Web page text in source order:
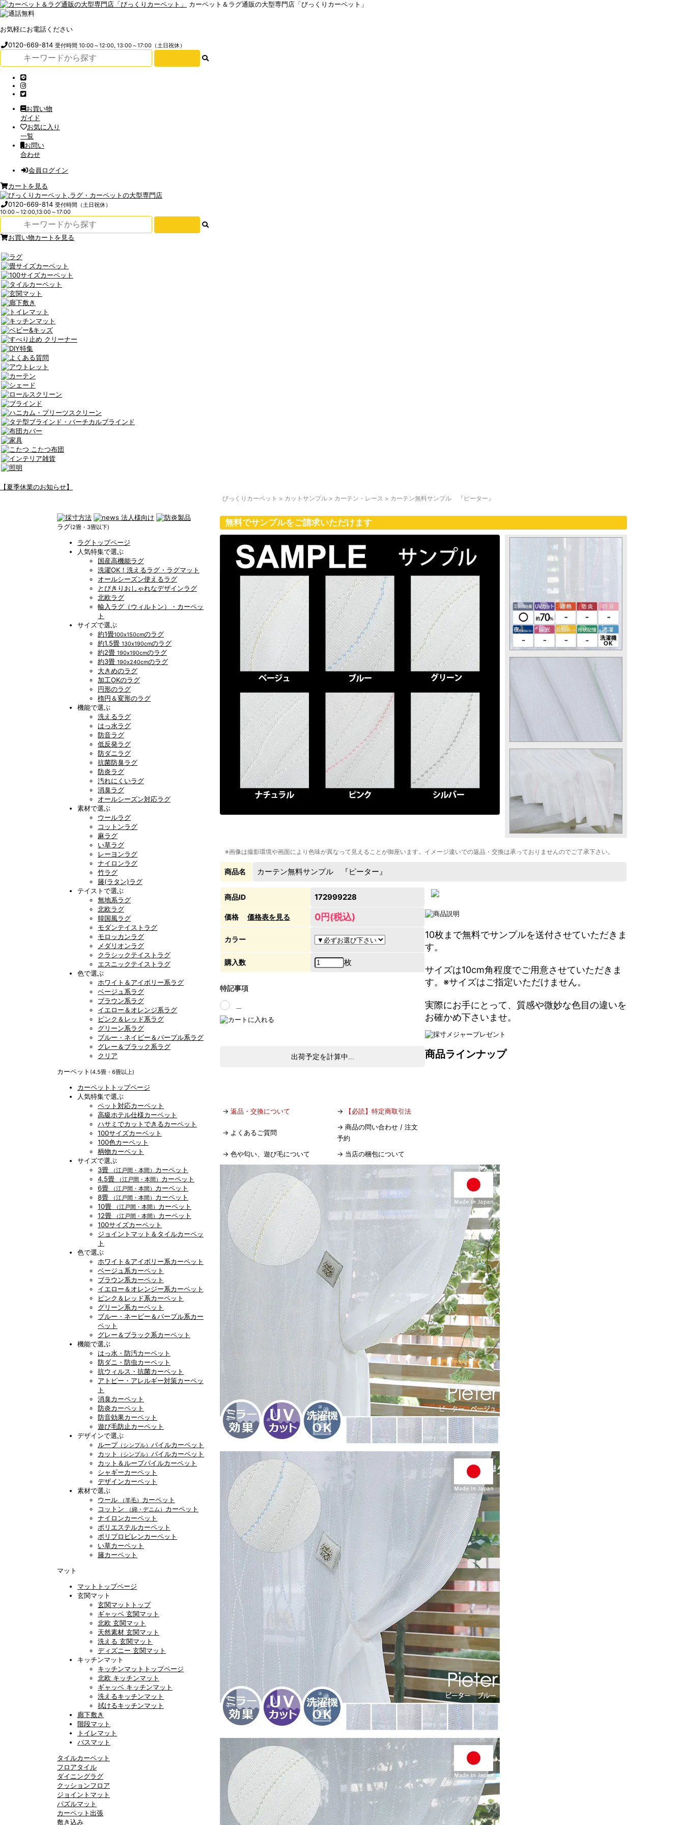
カーペット＆ラグ通販の大型専門店「びっくりカーペット」
お気軽にお電話ください
0120-669-814受付時間 10:00～12:00, 13:00～17:00（土日祝休）
お買い物
ガイド
お気に入り
一覧
お問い
合わせ
会員ログイン
カートを見る
0120-669-814受付時間（土日祝休）
10:00～12:00,13:00～17:00
お買い物カートを見る
【夏季休業のお知らせ】
ラグ(2畳・3畳以下)
ラグトップページ
人気特集で選ぶ
国産高機能ラグ
洗濯OK！洗えるラグ・ラグマット
オールシーズン使えるラグ
とびきりおしゃれなデザインラグ
北欧ラグ
輸入ラグ（ウィルトン）・カーペッ
ト
サイズで選ぶ
約1畳100x150cmのラグ
約1.5畳 130x190cmのラグ
約2畳 190x190cmのラグ
約3畳 190x240cmのラグ
大きめのラグ
加工OKのラグ
円形のラグ
楕円＆変形のラグ
機能で選ぶ
洗えるラグ
はっ水ラグ
防音ラグ
低反発ラグ
防ダニラグ
抗菌防臭ラグ
防炎ラグ
汚れにくいラグ
消臭ラグ
オールシーズン対応ラグ
素材で選ぶ
ウールラグ
コットンラグ
麻ラグ
い草ラグ
レーヨンラグ
ナイロンラグ
竹ラグ
籐(ラタン)ラグ
テイストで選ぶ
無地系ラグ
北欧ラグ
韓国風ラグ
モダンテイストラグ
モロッカンラグ
メダリオンラグ
クラシックテイストラグ
エスニックテイストラグ
色で選ぶ
ホワイト＆アイボリー系ラグ
ベージュ系ラグ
ブラウン系ラグ
イエロー＆オレンジ系ラグ
ピンク＆レッド系ラグ
グリーン系ラグ
ブルー・ネイビー＆パープル系ラグ
グレー＆ブラック系ラグ
クリア
カーペット (4.5畳・6畳以上)
カーペットトップページ
人気特集で選ぶ
ペット対応カーペット
高級ホテル仕様カーペット
ハサミでカットできるカーペット
100サイズカーペット
100色カーペット
柄物カーペット
サイズで選ぶ
3畳
（江戸間・本間） カーペット
4.5畳
（江戸間・本間） カーペット
6畳
（江戸間・本間） カーペット
8畳
（江戸間・本間） カーペット
10畳
（江戸間・本間） カーペット
12畳
（江戸間・本間） カーペット
100サイズカーペット
ジョイントマット＆タイルカーペッ
ト
色で選ぶ
ホワイト＆アイボリー系カーペット
ベージュ系カーペット
ブラウン系カーペット
イエロー＆オレンジー系カーペット
ピンク＆レッド系カーペット
グリーン系カーペット
ブルー・ネービー＆パープル系カー
ペット
グレー＆ブラック系カーペット
機能で選ぶ
はっ水・防汚カーペット
防ダニ・防虫カーペット
抗ウィルス・抗菌カーペット
アトピー・アレルギー対策カーペッ
ト
消臭カーペット
防炎カーペット
防音効果カーペット
遊び毛防止カーペット
デザインで選ぶ
ループ （シンプル） パイルカーペット
カット
（シンプル） パイルカーペット
カット＆ループパイルカーペット
シャギーカーペット
デザインカーペット
素材で選ぶ
ウール
（羊毛） カーペット
コットン
（綿・デニム） カーペット
ナイロンカーペット
ポリエステルカーペット
ポリプロピレンカーペット
い草カーペット
籐カーペット
マット
マットトップページ
玄関マット
玄関マットトップ
ギャッベ 玄関マット
北欧 玄関マット
天然素材 玄関マット
洗える 玄関マット
ディズニー 玄関マット
キッチンマット
キッチンマットトップページ
北欧 キッチンマット
ギャッベ キッチンマット
洗えるキッチンマット
拭けるキッチンマット
廊下敷き
階段マット
トイレマット
バスマット
タイルカーペット
フロアタイル
ダイニングラグ
クッションフロア
ジョイントマット
パズルマット
カーペット出張
敷き込み
びっくりカーペット > カットサンプル > カーテン・レース > カーテン無料サンプル 『ピーター』
無料でサンプルをご請求いただけます
※画像は撮影環境や画面により色味が異なって見えることが御座います。イメージ違いでの返品・交換は承っておりませんのでご了承下さい。
商品名 カーテン無料サンプル 『ピーター』
商品ID 172999228
価格 価格表を見る 0円(税込)
カラー
購入数 枚
特記事項
出荷予定を計算中...
→ 返品・交換について → 【必読】特定商取引法
→ よくあるご質問
→ 商品の問い合わせ / 注文
予約
→ 色や匂い、遊び毛について → 当店の梱包について
10枚まで無料でサンプルを送付させていただきま
す。
サイズは10cm角程度でご用意させていただきま
す。※サイズはご指定いただけません。
実際にお手にとって、質感や微妙な色目の違いを
お確かめ下さいませ。
商品ラインナップ